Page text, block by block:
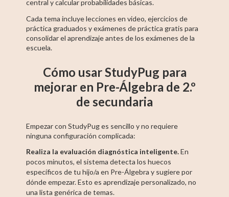
central y calcular probabilidades básicas.
Cada tema incluye lecciones en video, ejercicios de
práctica graduados y exámenes de práctica gratis para
consolidar el aprendizaje antes de los exámenes de la
escuela.
Cómo usar StudyPug para
mejorar en Pre-Álgebra de 2.º
de secundaria
Empezar con StudyPug es sencillo y no requiere
ninguna configuración complicada:
Realiza la evaluación diagnóstica inteligente.En
pocos minutos, el sistema detecta los huecos
específicos de tu hijo/a en Pre-Álgebra y sugiere por
dónde empezar. Esto es aprendizaje personalizado, no
una lista genérica de temas.